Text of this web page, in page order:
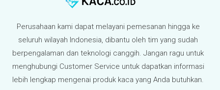
Perusahaan kami dapat melayani pemesanan hingga ke
seluruh wilayah Indonesia, dibantu oleh tim yang sudah
berpengalaman dan teknologi canggih. Jangan ragu untuk
menghubungi Customer Service untuk dapatkan informasi
lebih lengkap mengenai produk kaca yang Anda butuhkan.